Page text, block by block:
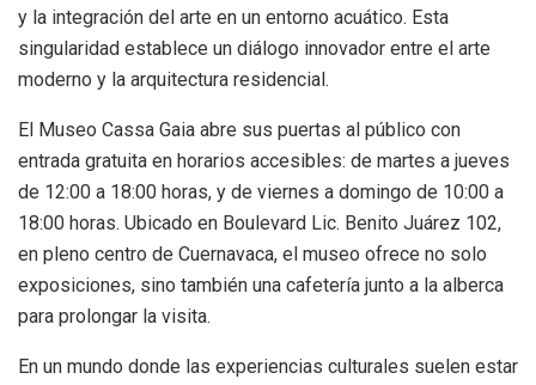
y la integración del arte en un entorno acuático. Esta
singularidad establece un diálogo innovador entre el arte
moderno y la arquitectura residencial.
El Museo Cassa Gaia abre sus puertas al público con
entrada gratuita en horarios accesibles: de martes a jueves
de 12:00 a 18:00 horas, y de viernes a domingo de 10:00 a
18:00 horas. Ubicado en Boulevard Lic. Benito Juárez 102,
en pleno centro de Cuernavaca, el museo ofrece no solo
exposiciones, sino también una cafetería junto a la alberca
para prolongar la visita.
En un mundo donde las experiencias culturales suelen estar